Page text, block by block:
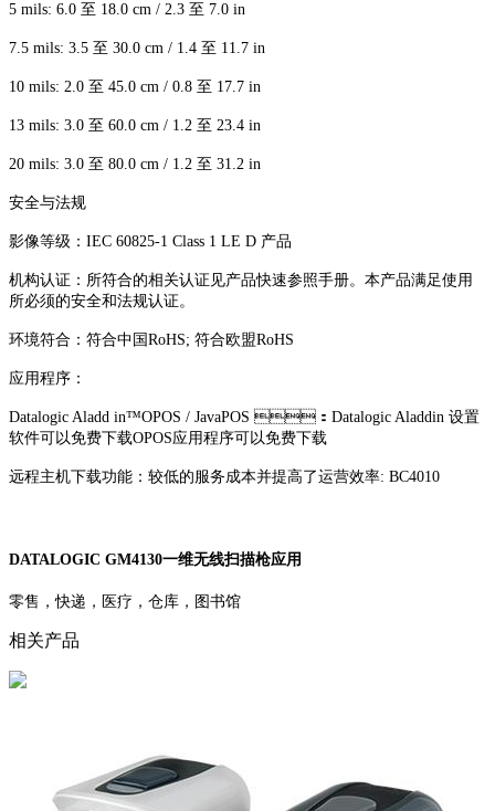
5 mils: 6.0 至 18.0 cm / 2.3 至 7.0 in
7.5 mils: 3.5 至 30.0 cm / 1.4 至 11.7 in
10 mils: 2.0 至 45.0 cm / 0.8 至 17.7 in
13 mils: 3.0 至 60.0 cm / 1.2 至 23.4 in
20 mils: 3.0 至 80.0 cm / 1.2 至 31.2 in
安全与法规
影像等级：IEC 60825-1 Class 1 LE D 产品
机构认证：所符合的相关认证见产品快速参照手册。本产品满足使用
所必须的安全和法规认证。
环境符合：符合中国RoHS; 符合欧盟RoHS
应用程序：
Datalogic Aladd in™OPOS / JavaPOS ：Datalogic Aladdin 设置
软件可以免费下载OPOS应用程序可以免费下载
远程主机下载功能：较低的服务成本并提高了运营效率: BC4010
DATALOGIC GM4130一维无线扫描枪应用
零售，快递，医疗，仓库，图书馆
相关产品